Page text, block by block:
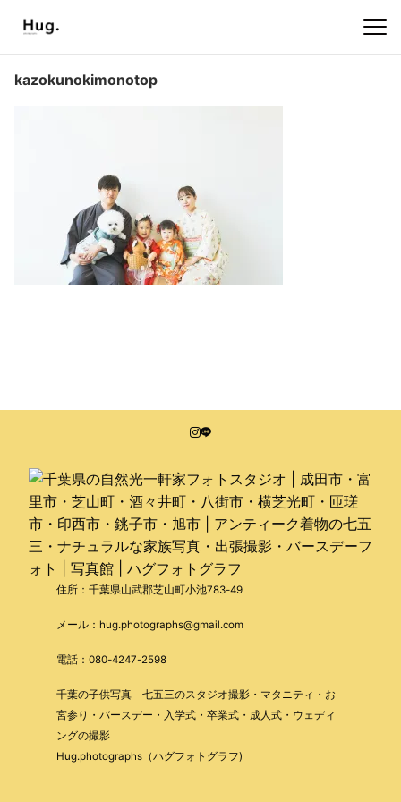
kazokunokimonotop
住所：千葉県山武郡芝山町小池783-49
メール：hug.photographs@gmail.com
電話：080-4247-2598
千葉の子供写真 七五三のスタジオ撮影・マタニティ・お
宮参り・バースデー・入学式・卒業式・成人式・ウェディ
ングの撮影
Hug.photographs（ハグフォトグラフ)